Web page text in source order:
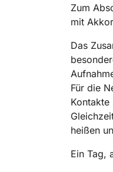
Zum
mit
Das
Für die
Kontakte
heißen
Ein Tag,